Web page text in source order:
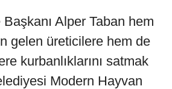
Alper Taban hem
gelen üreticilere hem de
kurbanlıklarını satmak
Modern Hayvan